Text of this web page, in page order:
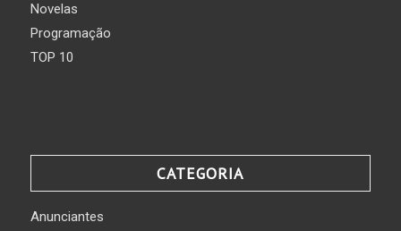
Novelas
Programação
TOP 10
CATEGORIA
Anunciantes